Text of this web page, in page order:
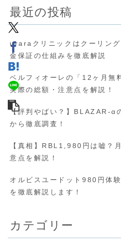
最近の投稿
uraraクリニックはクーリン
金保証の仕組みを徹底解説
ベルフィオーレの「12ヶ月無
実際の総額・注意点を解説！
【評判やばい？】BLAZAR-α
から徹底調査！
【真相】RBL1,980円は嘘？
意点を解説！
オルビスユードット980円体
を徹底解説します！
カテゴリー